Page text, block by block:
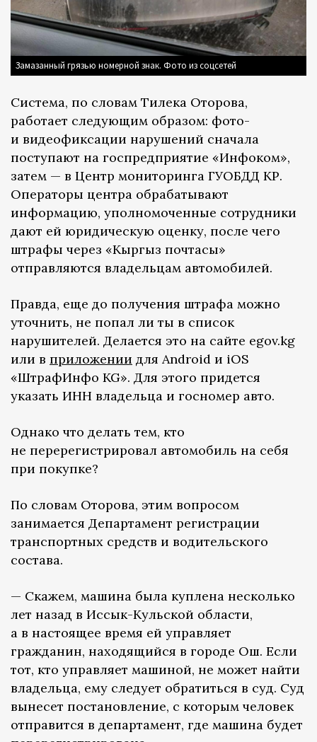
Замазанный грязью номерной знак. Фото из соцсетей
Система, по словам Тилека Оторова,
работает следующим образом: фото-
и видеофиксации нарушений сначала
поступают на госпредприятие «Инфоком»,
затем — в Центр мониторинга ГУОБДД КР.
Операторы центра обрабатывают
информацию, уполномоченные сотрудники
дают ей юридическую оценку, после чего
штрафы через «Кыргыз почтасы»
отправляются владельцам автомобилей.
Правда, еще до получения штрафа можно
уточнить, не попал ли ты в список
нарушителей. Делается это на сайте egov.kg
или в приложении для Android и iOS
«ШтрафИнфо KG». Для этого придется
указать ИНН владельца и госномер авто.
Однако что делать тем, кто
не перерегистрировал автомобиль на себя
при покупке?
По словам Оторова, этим вопросом
занимается Департамент регистрации
транспортных средств и водительского
состава.
— Скажем, машина была куплена несколько
лет назад в Иссык-Кульской области,
а в настоящее время ей управляет
гражданин, находящийся в городе Ош. Если
тот, кто управляет машиной, не может найти
владельца, ему следует обратиться в суд. Суд
вынесет постановление, с которым человек
отправится в департамент, где машина будет